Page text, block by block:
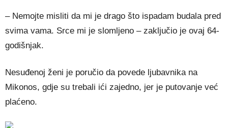
– Nemojte misliti da mi je drago što ispadam budala pred
svima vama. Srce mi je slomljeno – zaključio je ovaj 64-
godišnjak.
Nesuđenoj ženi je poručio da povede ljubavnika na
Mikonos, gdje su trebali ići zajedno, jer je putovanje već
plaćeno.